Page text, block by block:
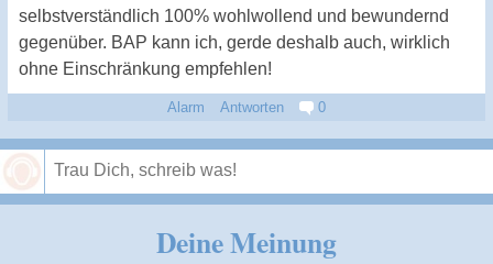
selbstverständlich 100% wohlwollend und bewundernd
gegenüber. BAP kann ich, gerde deshalb auch, wirklich
ohne Einschränkung empfehlen!
Alarm Antworten 0
Deine Meinung